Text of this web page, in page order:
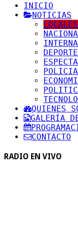
INICIO
NOTICIAS
LOCALES
QUIENES
GALERÍA
CONTACTO
RADIO EN VIVO